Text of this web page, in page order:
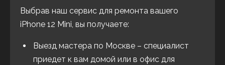
Выбрав наш сервис для ремонта вашего
iPhone 12 Mini, вы получаете:
Выезд мастера по Москве – специалист
приедет к вам домой или в офис для